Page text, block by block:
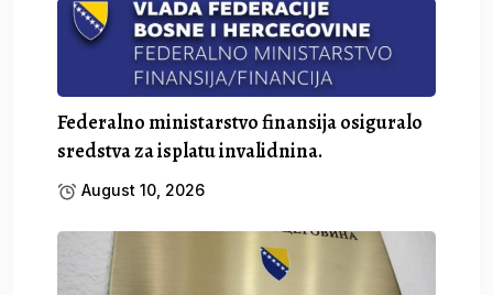
Federalno ministarstvo finansija osiguralo
sredstva za isplatu invalidnina.
August 10, 2026